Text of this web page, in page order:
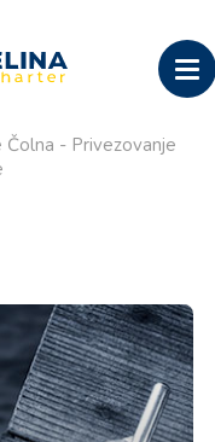
Čolna - Privezovanje